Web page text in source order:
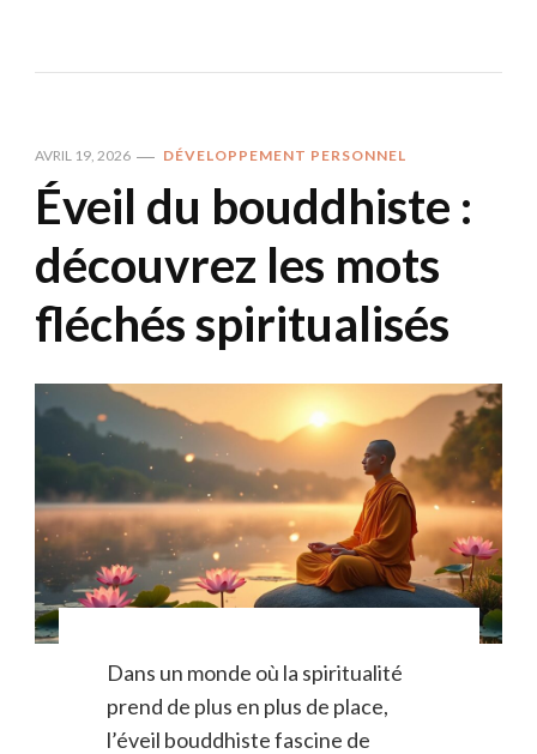
AVRIL 19, 2026 DÉVELOPPEMENT PERSONNEL
Éveil du bouddhiste :
découvrez les mots
fléchés spiritualisés
Dans un monde où la spiritualité
prend de plus en plus de place,
l’éveil bouddhiste fascine de